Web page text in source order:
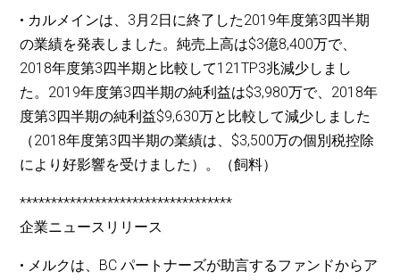
• カルメインは、3月2日に終了した2019年度第3四半期
の業績を発表しました。純売上高は$3億8,400万で、
2018年度第3四半期と比較して121TP3兆減少しまし
た。2019年度第3四半期の純利益は$3,980万で、2018年
度第3四半期の純利益$9,630万と比較して減少しました
（2018年度第3四半期の業績は、$3,500万の個別税控除
により好影響を受けました）。（飼料）
**********************************
企業ニュースリリース
• メルクは、BC パートナーズが助言するファンドからア